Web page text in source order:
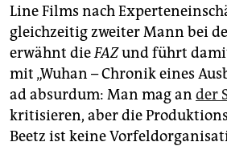
Line Films nach
gleichzeitig zweiter Mann bei
erwähnt dieFAZund führt
mit „Wuhan – Chronik eines
ad absurdum: Man mag an der
kritisieren, aber die
Beetz ist keine